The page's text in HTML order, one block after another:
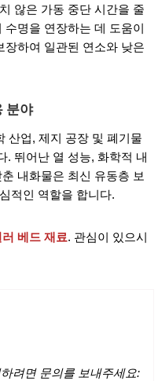
않은 가동 중단 시간을 줄
명을 연장하는 데 도움이
장하여 일관된 연소와 낮은
분야
산업, 제지 공장 및 폐기물
. 뛰어난 열 성능, 화학적 내
내화물은 최신 유동층 보
적인 역할을 합니다.
베드 재료. 관심이 있으시
려면 문의를 보내주세요: